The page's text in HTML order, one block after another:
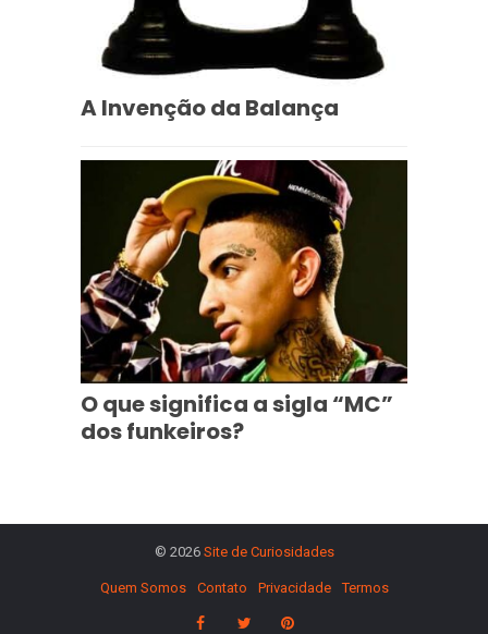
A Invenção da Balança
O que significa a sigla “MC”
dos funkeiros?
© 2026 Site de Curiosidades
Quem Somos Contato Privacidade Termos